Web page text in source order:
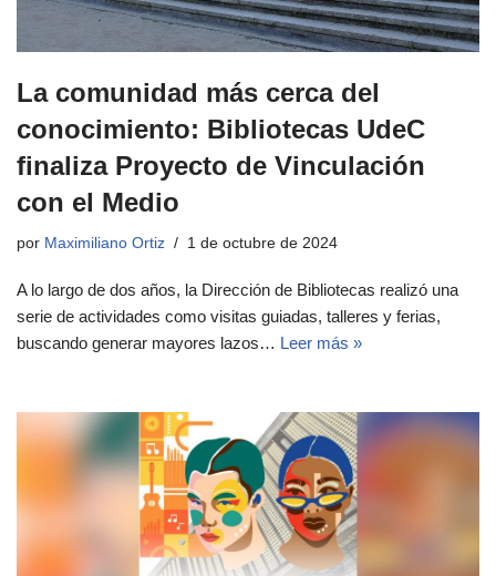
La comunidad más cerca del
conocimiento: Bibliotecas UdeC
finaliza Proyecto de Vinculación
con el Medio
por Maximiliano Ortiz 1 de octubre de 2024
A lo largo de dos años, la Dirección de Bibliotecas realizó una
serie de actividades como visitas guiadas, talleres y ferias,
buscando generar mayores lazos… Leer más »